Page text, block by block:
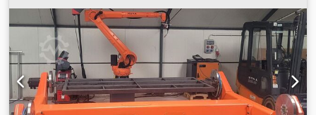
Feuchtigkeitsbereich des Arbeitsumfelds: